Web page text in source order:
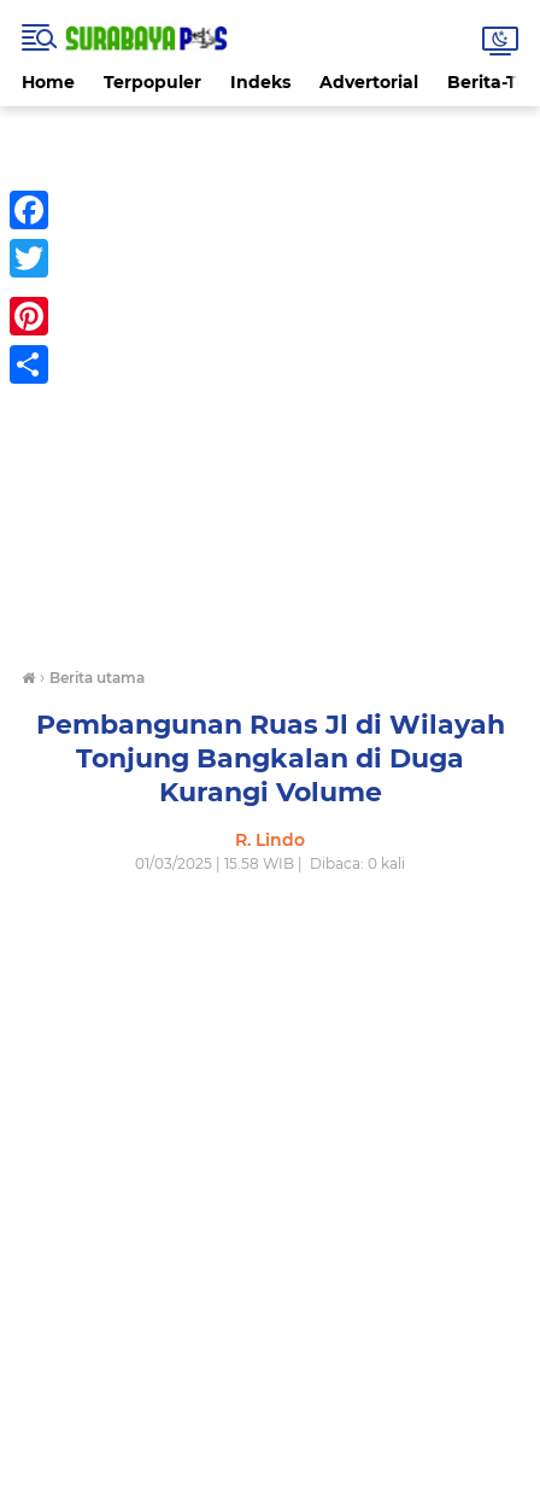
Home Terpopuler Indeks Advertorial Berita-
Facebook
Twitter
Pinterest
› Berita utama
Pembangunan Ruas Jl di Wilayah
Tonjung Bangkalan di Duga
Kurangi Volume
R. Lindo
01/03/2025 | 15.58 WIB | Dibaca: 0 kali